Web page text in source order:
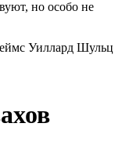
но особо не
Уиллард Шульц